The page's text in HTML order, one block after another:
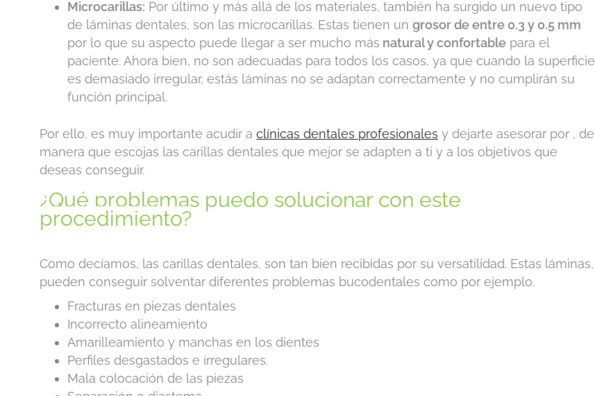
Microcarillas: Por último y más allá de los materiales, también ha surgido un nuevo tipo
de láminas dentales, son las microcarillas. Estas tienen un grosor de entre 0.3 y 0.5 mm
por lo que su aspecto puede llegar a ser mucho más natural y confortable para el
paciente. Ahora bien, no son adecuadas para todos los casos, ya que cuando la superficie
es demasiado irregular, estás láminas no se adaptan correctamente y no cumplirán su
función principal.
Por ello, es muy importante acudir a clínicas dentales profesionales y dejarte asesorar por , de
manera que escojas las carillas dentales que mejor se adapten a ti y a los objetivos que
deseas conseguir.
¿Qué problemas puedo solucionar con este
procedimiento?
Como decíamos, las carillas dentales, son tan bien recibidas por su versatilidad. Estas láminas,
pueden conseguir solventar diferentes problemas bucodentales como por ejemplo.
Fracturas en piezas dentales
Incorrecto alineamiento
Amarilleamiento y manchas en los dientes
Perfiles desgastados e irregulares.
Mala colocación de las piezas